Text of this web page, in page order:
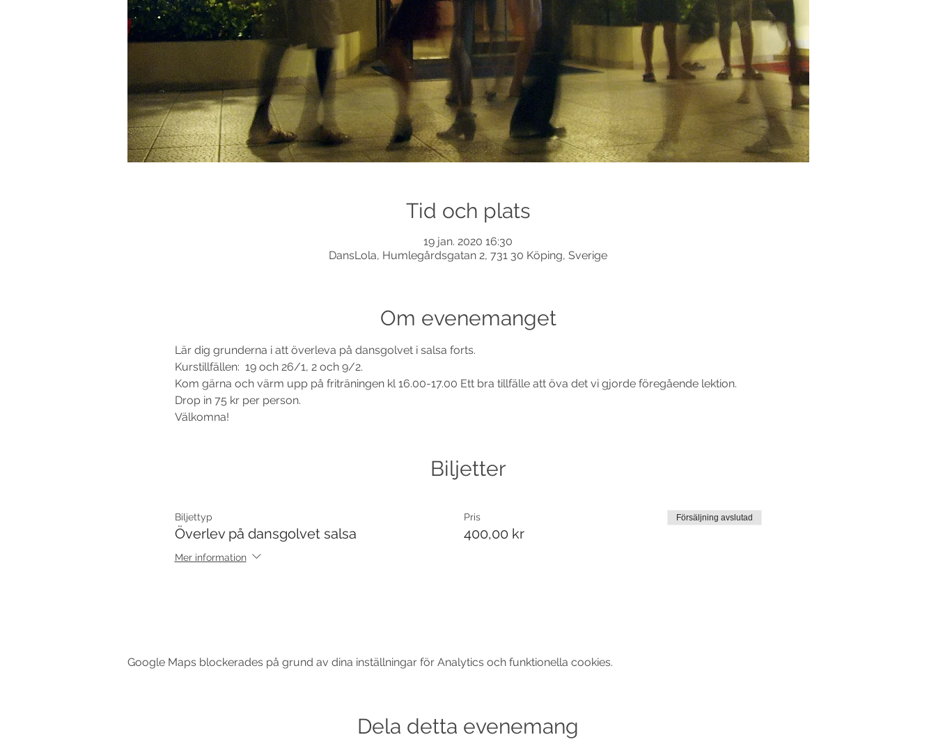
Tid och plats
19 jan. 2020 16:30
DansLola, Humlegårdsgatan 2, 731 30 Köping, Sverige
Om evenemanget
Lär dig grunderna i att överleva på dansgolvet i salsa forts.
Kurstillfällen:  19 och 26/1, 2 och 9/2.
Kom gärna och värm upp på friträningen kl 16.00-17.00 Ett bra tillfälle att öva det vi gjorde föregående lektion.
Drop in 75 kr per person.
Välkomna!
Biljetter
Biljettyp
Överlev på dansgolvet salsa
Mer information
Pris
400,00 kr
Försäljning avslutad
Google Maps blockerades på grund av dina inställningar för Analytics och funktionella cookies.
Dela detta evenemang